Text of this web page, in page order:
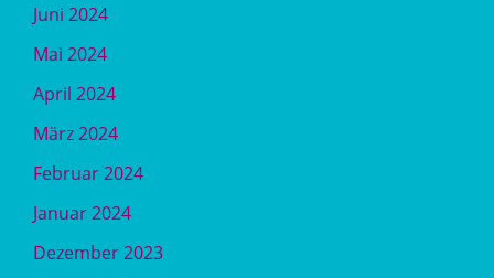
Juni 2024
Mai 2024
April 2024
März 2024
Februar 2024
Januar 2024
Dezember 2023